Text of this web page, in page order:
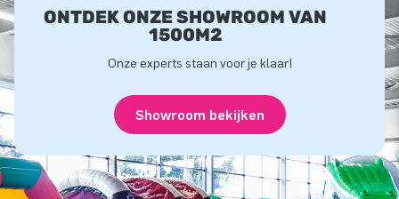
ONTDEK ONZE SHOWROOM VAN
1500M2
Onze experts staan voor je klaar!
Showroom bekijken